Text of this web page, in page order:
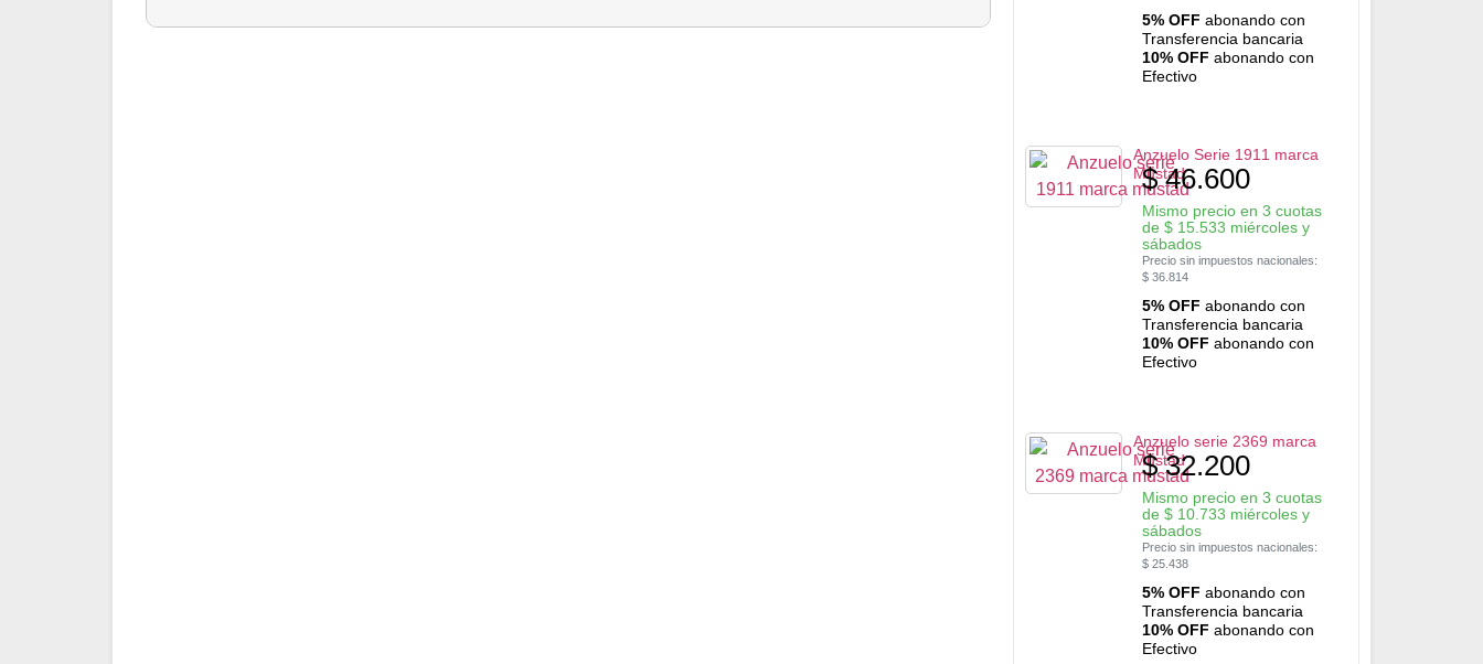
5% OFF abonando con
Transferencia bancaria
10% OFF abonando con
Efectivo
Anzuelo Serie 1911 marca
Mustad
$46.600
Mismo precio en 3 cuotas
de $15.533 miércoles y
sábados
Precio sin impuestos nacionales:
$36.814
5% OFF abonando con
Transferencia bancaria
10% OFF abonando con
Efectivo
Anzuelo serie 2369 marca
Mustad
$32.200
Mismo precio en 3 cuotas
de $10.733 miércoles y
sábados
Precio sin impuestos nacionales:
$25.438
5% OFF abonando con
Transferencia bancaria
10% OFF abonando con
Efectivo